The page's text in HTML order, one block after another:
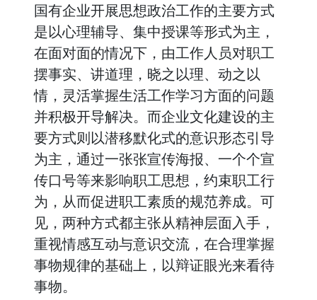
国有企业开展思想政治工作的主要方式
是以心理辅导、集中授课等形式为主，
在面对面的情况下，由工作人员对职工
摆事实、讲道理，晓之以理、动之以
情，灵活掌握生活工作学习方面的问题
并积极开导解决。而企业文化建设的主
要方式则以潜移默化式的意识形态引导
为主，通过一张张宣传海报、一个个宣
传口号等来影响职工思想，约束职工行
为，从而促进职工素质的规范养成。可
见，两种方式都主张从精神层面入手，
重视情感互动与意识交流，在合理掌握
事物规律的基础上，以辩证眼光来看待
事物。